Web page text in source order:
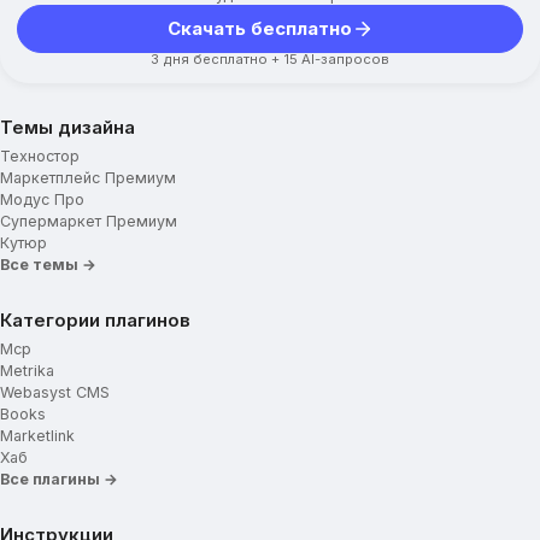
Скачать бесплатно
3 дня бесплатно + 15 AI-запросов
Темы дизайна
Техностор
Маркетплейс Премиум
Модус Про
Супермаркет Премиум
Кутюр
Все темы →
Категории плагинов
Mcp
Metrika
Webasyst CMS
Books
Marketlink
Хаб
Все плагины →
Инструкции